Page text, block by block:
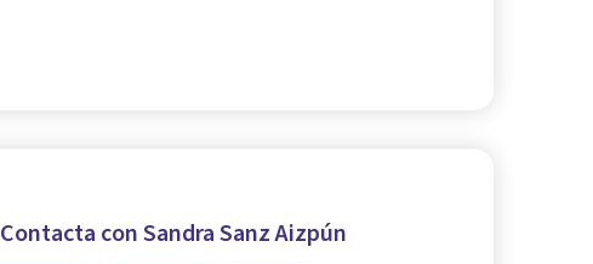
Contacta con Sandra Sanz Aizpún